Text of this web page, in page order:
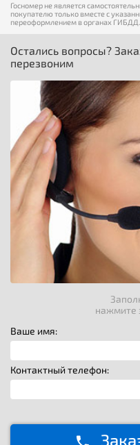
Госномер не является
покупателю только вместе с
переоформлением в органах ГИБДД.
Остались вопросы?
перезвоним
нажмите
Ваше имя:
Контактный телефон: